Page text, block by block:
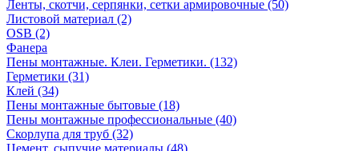
Ленты, скотчи, серпянки, сетки армировочные (50)
Листовой материал (2)
OSB (2)
Фанера
Пены монтажные. Клеи. Герметики. (132)
Герметики (31)
Клей (34)
Пены монтажные бытовые (18)
Пены монтажные профессиональные (40)
Скорлупа для труб (32)
Цемент, сыпучие материалы (48)